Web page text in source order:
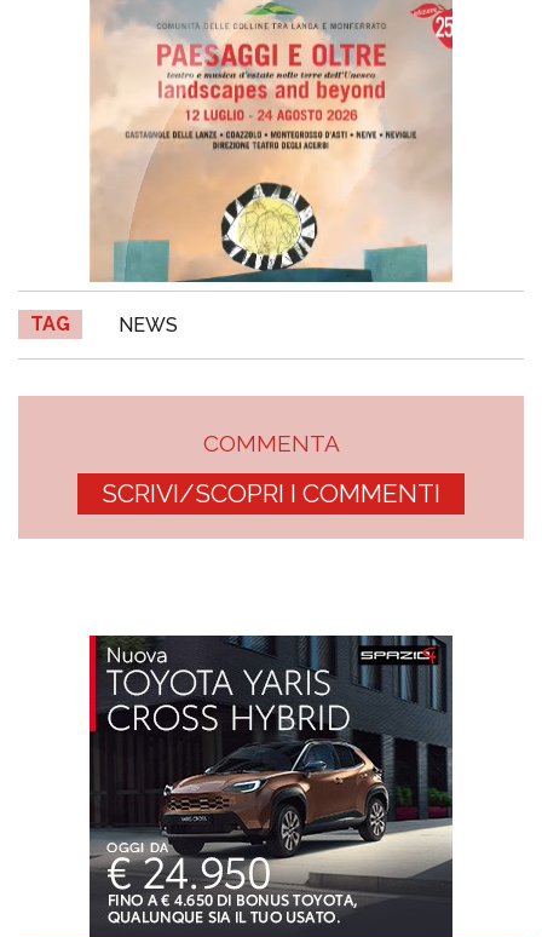
TAG NEWS
COMMENTA
SCRIVI/SCOPRI I COMMENTI